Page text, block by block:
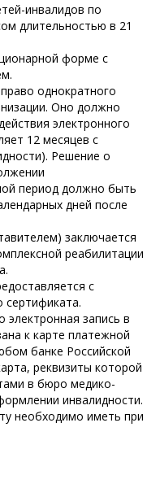
инвалидов по
длительностью в 21
форме с
однократного
Оно должно
электронного
12 месяцев с
Решение о
период должно быть
дней после
заключается
реабилитации
с
сертификата.
электронная запись в
к карте платежной
банке Российской
реквизиты которой
в бюро медико-
инвалидности.
необходимо иметь при